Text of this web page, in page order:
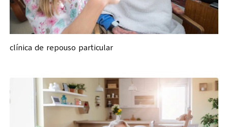
clínica de repouso particular